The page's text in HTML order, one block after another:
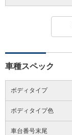
車種スペック
ボディタイプ
ボディタイプ色
車台番号末尾